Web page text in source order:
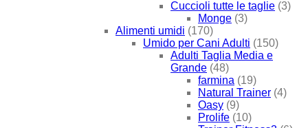
Cuccioli tutte le taglie (3)
Monge (3)
Alimenti umidi (170)
Umido per Cani Adulti (150)
Adulti Taglia Media e
Grande (48)
farmina (19)
Natural Trainer (4)
Oasy (9)
Prolife (10)